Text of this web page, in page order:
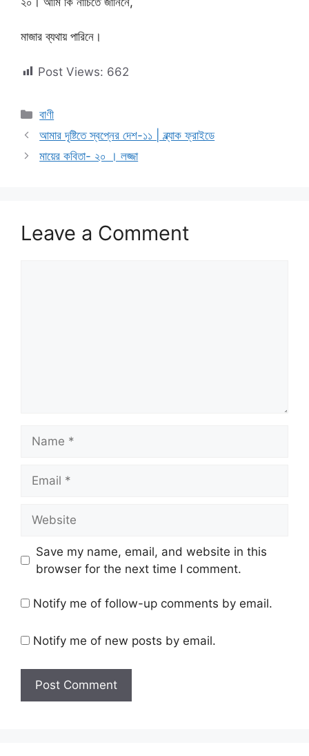
মাজার ব্যথায় পারিনে।
Post Views: 662
Categories
বাণী
আমার দৃষ্টিতে স্বপ্নের দেশ-১১ | ব্ল্যাক ফ্রাইডে
মায়ের কবিতা- ২০ । লজ্জা
Leave a Comment
Save my name, email, and website in this
browser for the next time I comment.
Notify me of follow-up comments by email.
Notify me of new posts by email.